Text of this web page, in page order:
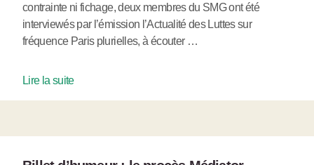
contrainte ni fichage, deux membres du SMG ont été
interviewés par l’émission l’Actualité des Luttes sur
fréquence Paris plurielles, à écouter …
Lire la suite